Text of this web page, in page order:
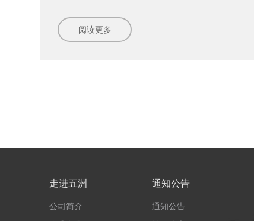
阅读更多
走进五洲
公司简介
通知公告
通知公告